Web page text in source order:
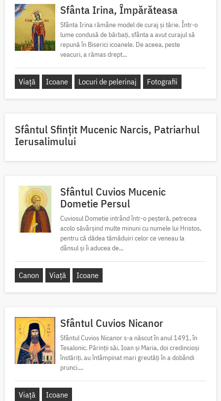
Sfânta Irina, Împărăteasa
Sfânta Irina rămâne model de curaj și tărie. Într-o
lume condusă de bărbați, sfânta a avut curajul să
repună în Biserici icoanele. De aceea, peste
veacuri, a rămas drept...
Viață Icoane Locuri de pelerinaj Fotografii
Sfântul Sfinţit Mucenic Narcis, Patriarhul
Ierusalimului
Sfântul Cuvios Mucenic
Dometie Persul
Cuviosul Dometie intrând într-o peșteră, petrecea
acolo săvârșind multe minuni cu numele lui Hristos,
pentru că dădea tămăduiri celor ce veneau la
dânsul și îi aducea de...
Canon Viață Icoane
Sfântul Cuvios Nicanor
Sfântul Cuvios Nicanor s-a născut în anul 1491, în
Tesalonic. Părinții săi, Ioan și Maria, doi credincioși
înstăriți, au întâmpinat mari greutăți în a dobândi
prunci....
Viață Icoane